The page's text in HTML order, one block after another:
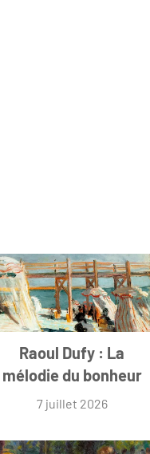
Raoul Dufy : La
mélodie du bonheur
7 juillet 2026